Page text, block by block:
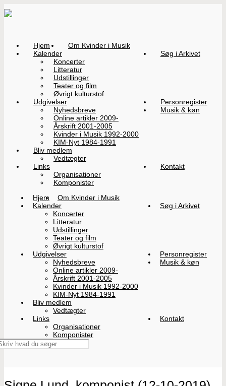
Hjem
Om Kvinder i Musik
Kalender
Koncerter
Litteratur
Udstillinger
Teater og film
Øvrigt kulturstof
Søg i Arkivet
Udgivelser
Nyhedsbreve
Online artikler 2009-
Årskrift 2001-2005
Kvinder i Musik 1992-2000
KIM-Nyt 1984-1991
Personregister
Musik & køn
Bliv medlem
Vedtægter
Links
Organisationer
Komponister
Kontakt
Hjem
Om Kvinder i Musik
Kalender
Koncerter
Litteratur
Udstillinger
Teater og film
Øvrigt kulturstof
Søg i Arkivet
Udgivelser
Nyhedsbreve
Online artikler 2009-
Årskrift 2001-2005
Kvinder i Musik 1992-2000
KIM-Nyt 1984-1991
Personregister
Musik & køn
Bliv medlem
Vedtægter
Links
Organisationer
Komponister
Kontakt